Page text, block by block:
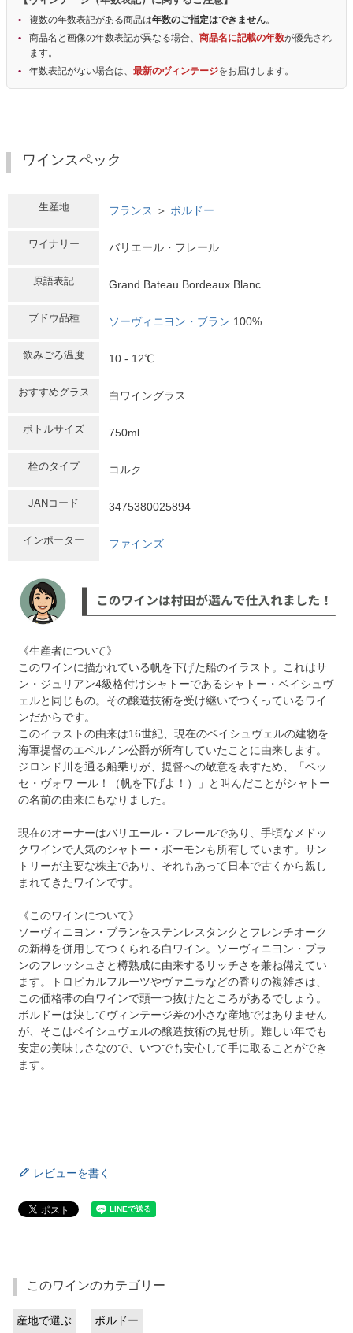
複数の年数表記がある商品は年数のご指定はできません。
商品名と画像の年数表記が異なる場合、 商品名に記載の年数が優先され
ます。
年数表記がない場合は、 最新のヴィンテージをお届けします。
ワインスペック
生産地 フランス ＞ ボルドー
ワイナリー バリエール・フレール
原語表記 Grand Bateau Bordeaux Blanc
ブドウ品種 ソーヴィニヨン・ブラン 100%
飲みごろ温度 10 - 12℃
おすすめグラス 白ワイングラス
ボトルサイズ 750ml
栓のタイプ コルク
JANコード 3475380025894
インポーター ファインズ
《生産者について》
このワインに描かれている帆を下げた船のイラスト。これはサ
ン・ジュリアン4級格付けシャトーであるシャトー・ベイシュヴ
ェルと同じもの。その醸造技術を受け継いでつくっているワイ
ンだからです。
このイラストの由来は16世紀、現在のベイシュヴェルの建物を
海軍提督のエペルノン公爵が所有していたことに由来します。
ジロンド川を通る船乗りが、提督への敬意を表すため、「ベッ
セ・ヴォワ ール！（帆を下げよ！）」と叫んだことがシャトー
の名前の由来にもなりました。
現在のオーナーはバリエール・フレールであり、手頃なメドッ
クワインで人気のシャトー・ボーモンも所有しています。サン
トリーが主要な株主であり、それもあって日本で古くから親し
まれてきたワインです。
《このワインについて》
ソーヴィニヨン・ブランをステンレスタンクとフレンチオーク
の新樽を併用してつくられる白ワイン。ソーヴィニヨン・ブラ
ンのフレッシュさと樽熟成に由来するリッチさを兼ね備えてい
ます。トロピカルフルーツやヴァニラなどの香りの複雑さは、
この価格帯の白ワインで頭一つ抜けたところがあるでしょう。
ボルドーは決してヴィンテージ差の小さな産地ではありません
が、そこはベイシュヴェルの醸造技術の見せ所。難しい年でも
安定の美味しさなので、いつでも安心して手に取ることができ
ます。
レビューを書く
このワインのカテゴリー
産地で選ぶ ボルドー